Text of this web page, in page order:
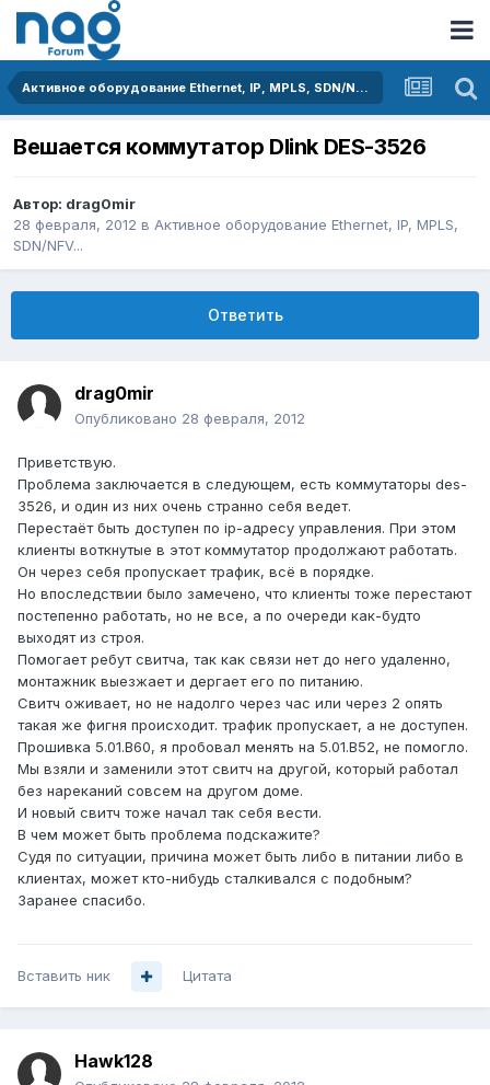
Активное оборудование Ethernet, IP, MPLS, SDN/NFV...
Вешается коммутатор Dlink DES-3526
Автор: drag0mir
28 февраля, 2012 в Активное оборудование Ethernet, IP, MPLS,
SDN/NFV...
Ответить
drag0mir
Опубликовано 28 февраля, 2012
Приветствую.
Проблема заключается в следующем, есть коммутаторы des-
3526, и один из них очень странно себя ведет.
Перестаёт быть доступен по ip-адресу управления. При этом
клиенты воткнутые в этот коммутатор продолжают работать.
Он через себя пропускает трафик, всё в порядке.
Но впоследствии было замечено, что клиенты тоже перестают
постепенно работать, но не все, а по очереди как-будто
выходят из строя.
Помогает ребут свитча, так как связи нет до него удаленно,
монтажник выезжает и дергает его по питанию.
Свитч оживает, но не надолго через час или через 2 опять
такая же фигня происходит. трафик пропускает, а не доступен.
Прошивка 5.01.B60, я пробовал менять на 5.01.B52, не помогло.
Мы взяли и заменили этот свитч на другой, который работал
без нареканий совсем на другом доме.
И новый свитч тоже начал так себя вести.
В чем может быть проблема подскажите?
Судя по ситуации, причина может быть либо в питании либо в
клиентах, может кто-нибудь сталкивался с подобным?
Заранее спасибо.
Вставить ник Цитата
Hawk128